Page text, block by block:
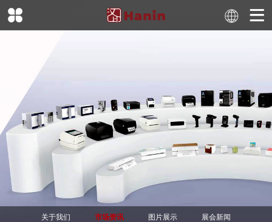
关于我们 市场资讯 图片展示
展会新闻